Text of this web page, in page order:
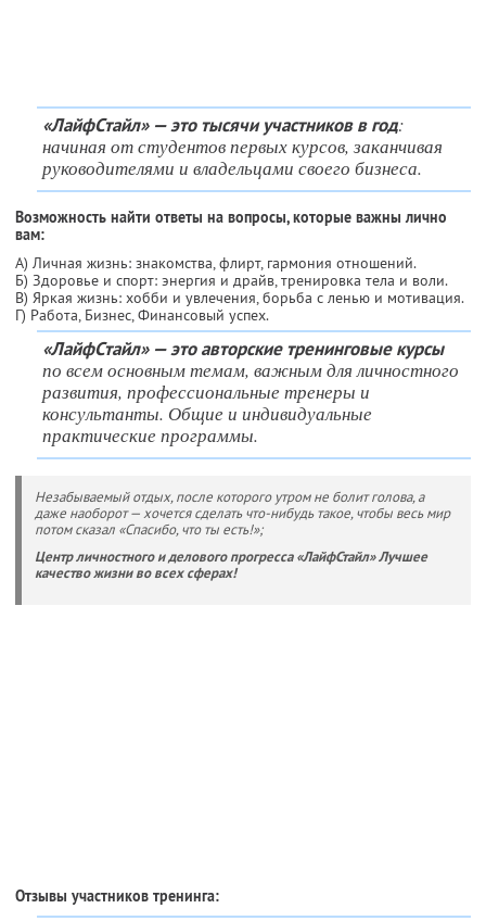
«ЛайфСтайл» — это тысячи участников в год:
начиная от студентов первых курсов, заканчивая
руководителями и владельцами своего бизнеса.
Возможность найти ответы на вопросы, которые важны лично
вам:
А) Личная жизнь: знакомства, флирт, гармония отношений.
Б) Здоровье и спорт: энергия и драйв, тренировка тела и воли.
В) Яркая жизнь: хобби и увлечения, борьба с ленью и мотивация.
Г) Работа, Бизнес, Финансовый успех.
«ЛайфСтайл» — это авторские тренинговые курсы
по всем основным темам, важным для личностного
развития, профессиональные тренеры и
консультанты. Общие и индивидуальные
практические программы.
Незабываемый отдых, после которого утром не болит голова, а
даже наоборот — хочется сделать что-нибудь такое, чтобы весь мир
потом сказал «Спасибо, что ты есть!»;
Центр личностного и делового прогресса «ЛайфСтайл» Лучшее
качество жизни во всех сферах!
Отзывы участников тренинга: